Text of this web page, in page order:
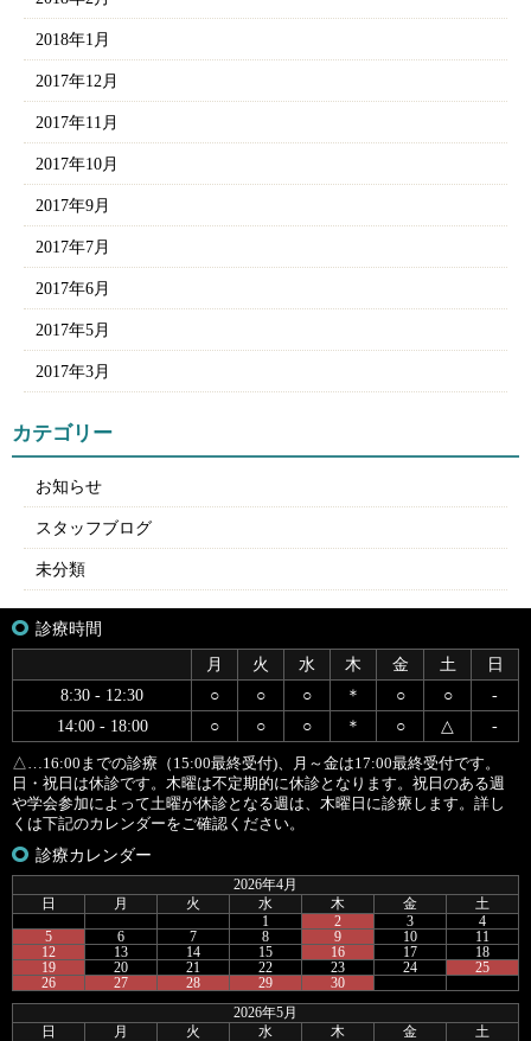
2018年1月
2017年12月
2017年11月
2017年10月
2017年9月
2017年7月
2017年6月
2017年5月
2017年3月
カテゴリー
お知らせ
スタッフブログ
未分類
診療時間
月
火 水 木 金 土
日
8:30 - 12:30
○ ○ ○ ＊ ○ ○
-
14:00 - 18:00
○ ○ ○ ＊ ○ △ -
△…16:00までの診療（15:00最終受付)、月～金は17:00最終受付です。
日・祝日は休診です。木曜は不定期的に休診となります。祝日のある週
や学会参加によって土曜が休診となる週は、木曜日に診療します。詳し
くは下記のカレンダーをご確認ください。
診療カレンダー
2026年4月
日
月 火 水 木 金
土
1
2 3
4
5
6 7 8 9 10
11
12
13 14 15 16 17
18
19
20 21 22 23 24
25
26
27 28 29 30
2026年5月
日
月 火 水 木 金
土